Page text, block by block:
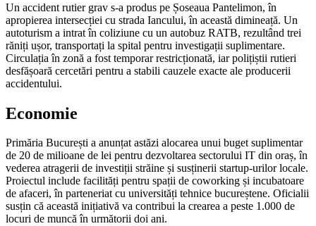
Un accident rutier grav s-a produs pe Șoseaua Pantelimon, în
apropierea intersecției cu strada Iancului, în această dimineață. Un
autoturism a intrat în coliziune cu un autobuz RATB, rezultând trei
răniți ușor, transportați la spital pentru investigații suplimentare.
Circulația în zonă a fost temporar restricționată, iar polițiștii rutieri
desfășoară cercetări pentru a stabili cauzele exacte ale producerii
accidentului.
Economie
Primăria București a anunțat astăzi alocarea unui buget suplimentar
de 20 de milioane de lei pentru dezvoltarea sectorului IT din oraș, în
vederea atragerii de investiții străine și susținerii startup-urilor locale.
Proiectul include facilități pentru spații de coworking și incubatoare
de afaceri, în parteneriat cu universități tehnice bucureștene. Oficialii
susțin că această inițiativă va contribui la crearea a peste 1.000 de
locuri de muncă în următorii doi ani.